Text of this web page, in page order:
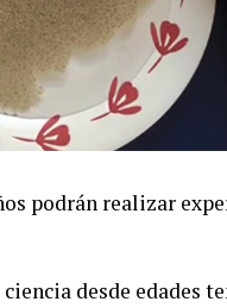
podrán realizar
desde edades